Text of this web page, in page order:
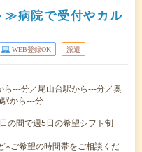
病院で受付やカル
WEB登録OK 派遣
---分／尾山台駅から---分／奥
から---分
の間で週5日の希望シフト制
※ご希望の時間帯をご相談くだ